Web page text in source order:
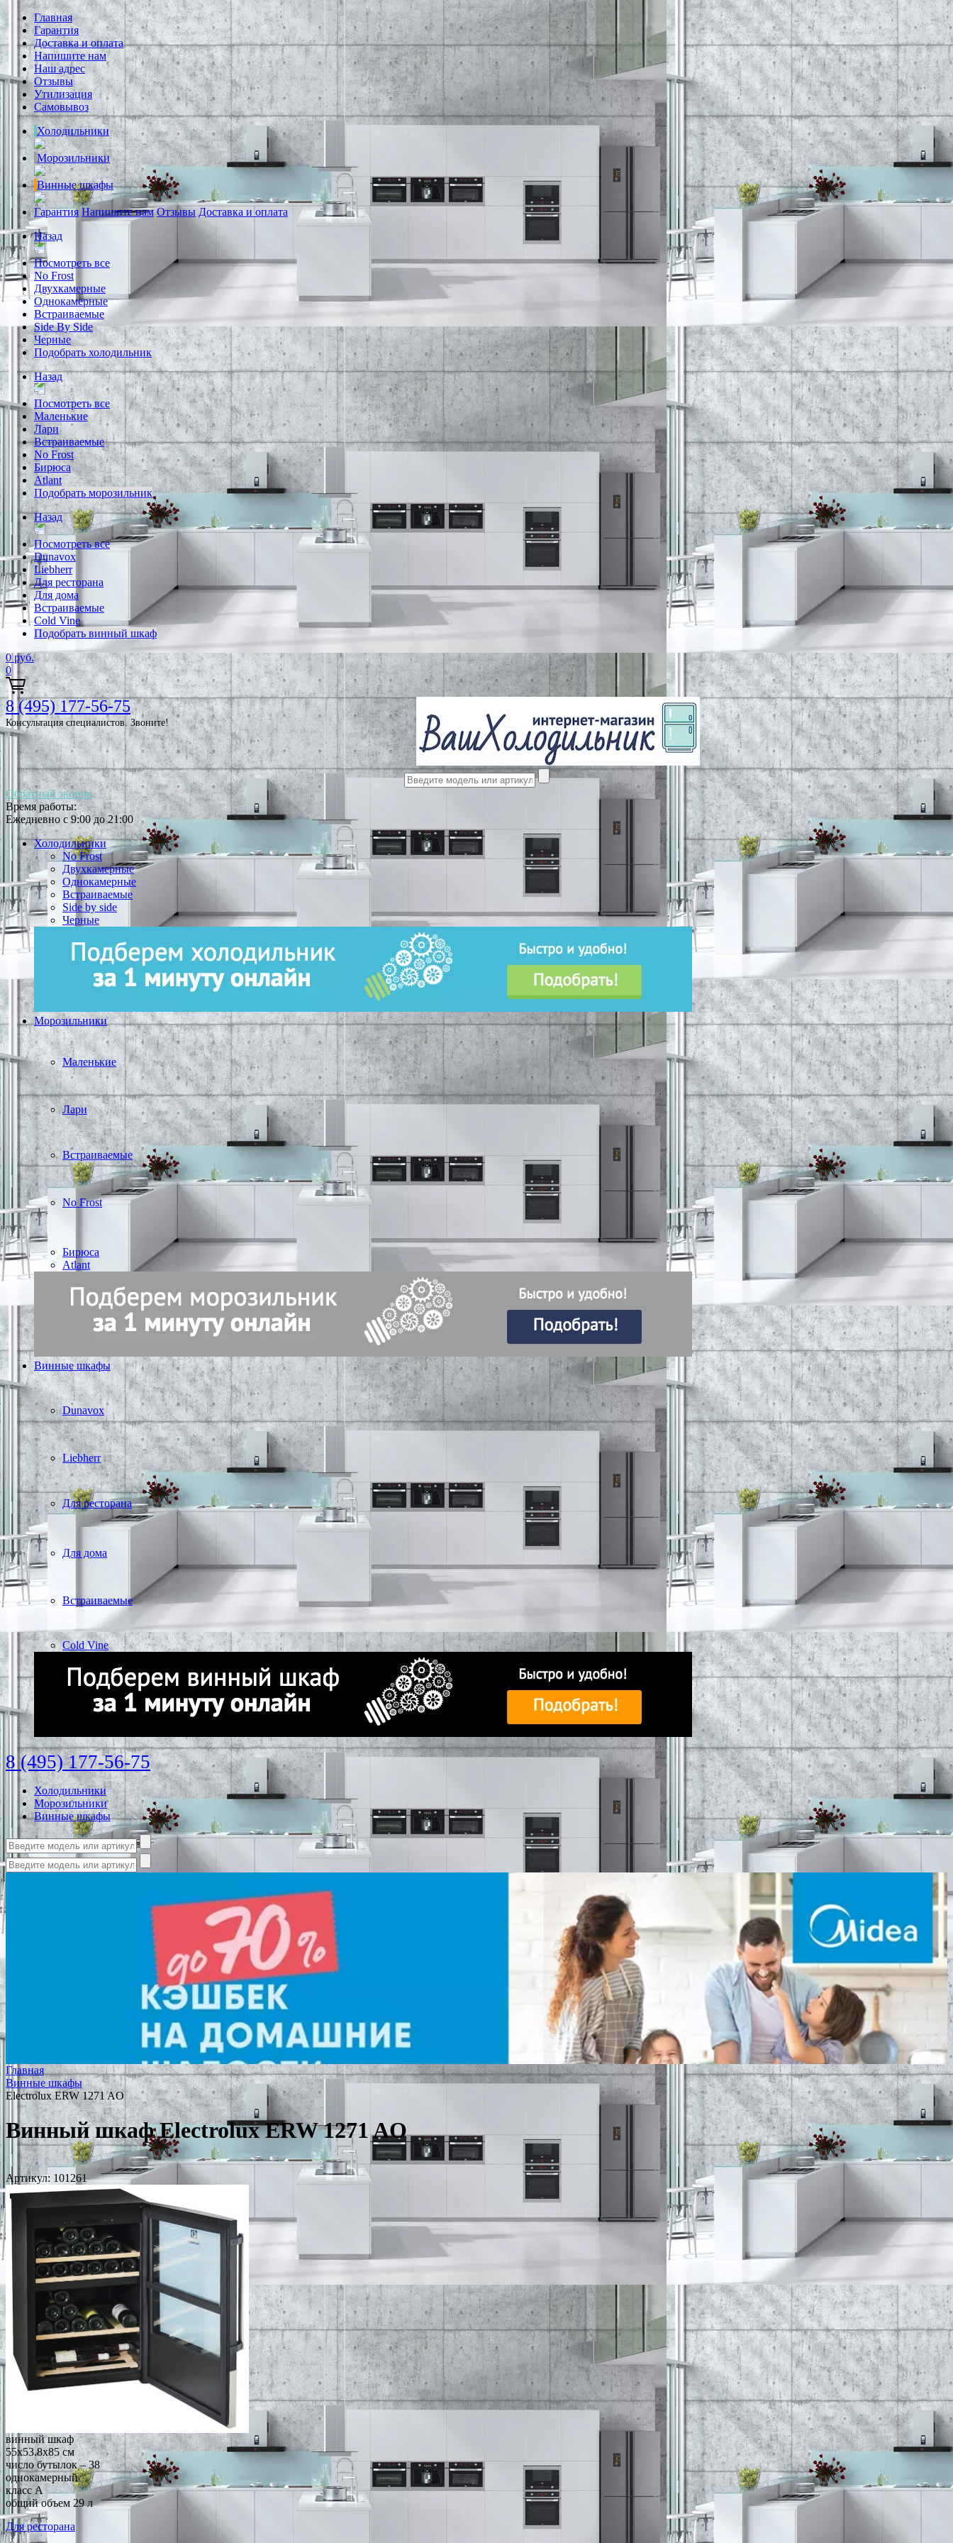
Главная
Гарантия
Доставка и оплата
Напишите нам
Наш адрес
Отзывы
Утилизация
Самовывоз
Холодильники
Морозильники
Винные шкафы
Гарантия Напишите нам Отзывы Доставка и оплата
Назад
Посмотреть все
No Frost
Двухкамерные
Однокамерные
Встраиваемые
Side By Side
Черные
Подобрать холодильник
Назад
Посмотреть все
Маленькие
Лари
Встраиваемые
No Frost
Бирюса
Atlant
Подобрать морозильник
Назад
Посмотреть все
Dunavox
Liebherr
Для ресторана
Для дома
Встраиваемые
Cold Vine
Подобрать винный шкаф
0 руб.
0
8 (495) 177-56-75
Консультация специалистов. Звоните!
Обратный звонок
Время работы:
Ежедневно с 9:00 до 21:00
Холодильники
No Frost
Двухкамерные
Однокамерные
Встраиваемые
Side by side
Черные
Морозильники
Маленькие
Лари
Встраиваемые
No Frost
Бирюса
Atlant
Винные шкафы
Dunavox
Liebherr
Для ресторана
Для дома
Встраиваемые
Cold Vine
8 (495) 177-56-75
Холодильники
Морозильники
Винные шкафы
Главная
Винные шкафы
Electrolux ERW 1271 AO
Винный шкаф Electrolux ERW 1271 AO
Артикул: 101261
винный шкаф
55x53.8x85 см
число бутылок – 38
однокамерный
класс A
общий объем 29 л
Для ресторана